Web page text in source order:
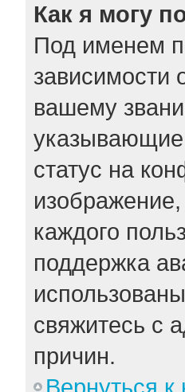
Как я могу
Под именем
зависимости
вашему
указывающие
статус на
каждого
поддержка
свяжитесь с
причин.